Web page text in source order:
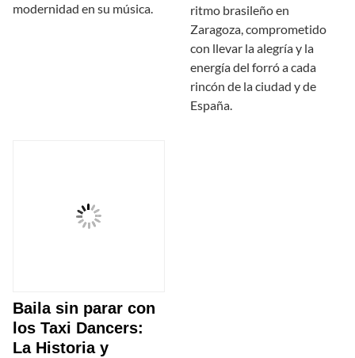
modernidad en su música.
ritmo brasileño en
Zaragoza, comprometido
con llevar la alegría y la
energía del forró a cada
rincón de la ciudad y de
España.
Baila sin parar con
los Taxi Dancers:
La Historia y